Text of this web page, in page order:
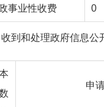
事业性收费 0
收到和处理政府信息公
申请人